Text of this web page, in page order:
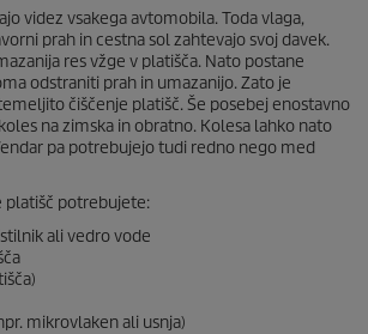
videz vsakega avtomobila. Toda vlaga,
prah in cestna sol zahtevajo svoj davek.
res vžge v platišča. Nato postane
odstraniti prah in umazanijo. Zato je
čiščenje platišč. Še posebej enostavno
na zimska in obratno. Kolesa lahko nato
pa potrebujejo tudi redno nego med
platišč potrebujete:
ali vedro vode
mikrovlaken ali usnja)